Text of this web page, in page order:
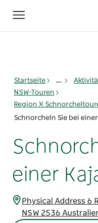
Toggle
navigation
Startseite ...
NSW-Touren
Region X
einer
Physical Address 6
NSW 2536